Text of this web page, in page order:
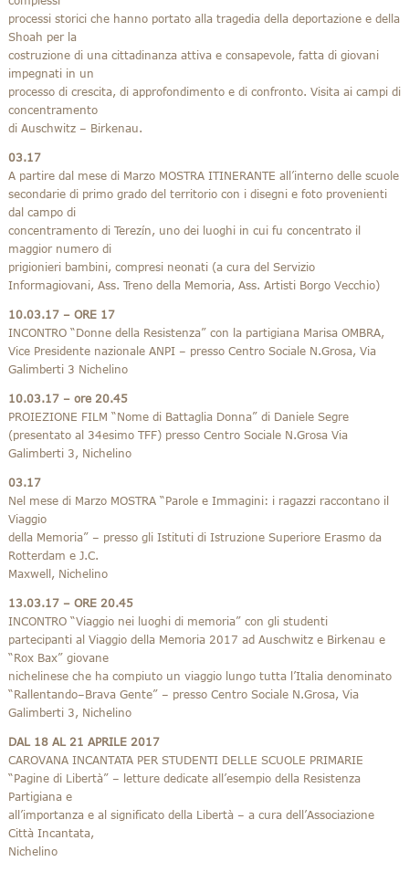
processi storici che hanno portato alla tragedia della deportazione e della
Shoah per la
costruzione di una cittadinanza attiva e consapevole, fatta di giovani
impegnati in un
processo di crescita, di approfondimento e di confronto. Visita ai campi di
concentramento
di Auschwitz – Birkenau.
03.17
A partire dal mese di Marzo MOSTRA ITINERANTE all’interno delle scuole
secondarie di primo grado del territorio con i disegni e foto provenienti
dal campo di
concentramento di Terezín, uno dei luoghi in cui fu concentrato il
maggior numero di
prigionieri bambini, compresi neonati (a cura del Servizio
Informagiovani, Ass. Treno della Memoria, Ass. Artisti Borgo Vecchio)
10.03.17 – ORE 17
INCONTRO “Donne della Resistenza” con la partigiana Marisa OMBRA,
Vice Presidente nazionale ANPI – presso Centro Sociale N.Grosa, Via
Galimberti 3 Nichelino
10.03.17 – ore 20.45
PROIEZIONE FILM “Nome di Battaglia Donna” di Daniele Segre
(presentato al 34esimo TFF) presso Centro Sociale N.Grosa Via
Galimberti 3, Nichelino
03.17
Nel mese di Marzo MOSTRA “Parole e Immagini: i ragazzi raccontano il
Viaggio
della Memoria” – presso gli Istituti di Istruzione Superiore Erasmo da
Rotterdam e J.C.
Maxwell, Nichelino
13.03.17 – ORE 20.45
INCONTRO “Viaggio nei luoghi di memoria” con gli studenti
partecipanti al Viaggio della Memoria 2017 ad Auschwitz e Birkenau e
“Rox Bax” giovane
nichelinese che ha compiuto un viaggio lungo tutta l’Italia denominato
“Rallentando–Brava Gente” – presso Centro Sociale N.Grosa, Via
Galimberti 3, Nichelino
DAL 18 AL 21 APRILE 2017
CAROVANA INCANTATA PER STUDENTI DELLE SCUOLE PRIMARIE
“Pagine di Libertà” – letture dedicate all’esempio della Resistenza
Partigiana e
all’importanza e al significato della Libertà – a cura dell’Associazione
Città Incantata,
Nichelino